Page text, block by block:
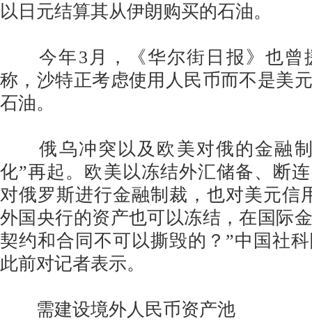
以日元结算其从伊朗购买的石油。
今年3月，《华尔街日报》也曾
称，沙特正考虑使用人民币而不是美
石油。
俄乌冲突以及欧美对俄的金融制
化”再起。欧美以冻结外汇储备、断
对俄罗斯进行金融制裁，也对美元信
外国央行的资产也可以冻结，在国际
契约和合同不可以撕毁的？”中国社
此前对记者表示。
需建设境外人民币资产池